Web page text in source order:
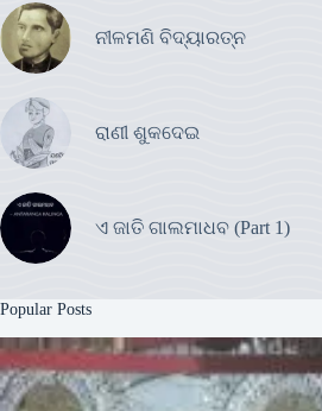
ନୀଳମଣି ବିଦ୍ୟାରତ୍ନ
ରାଣୀ ଶୁକଦେଇ
ଏ ଜାତି ଗାଲମାଧବ (Part 1)
Popular Posts